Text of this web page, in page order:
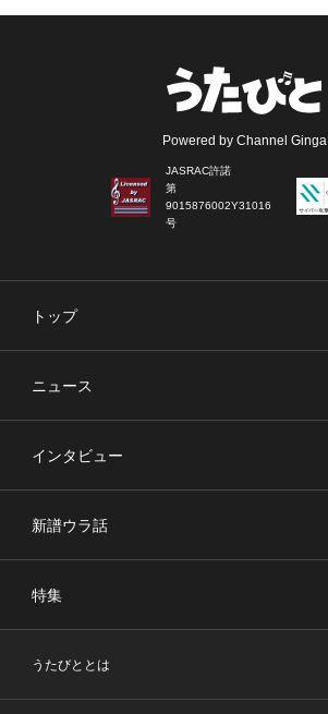
Powered by Channel Ginga
JASRAC許諾
第
9015876002Y31016
号
トップ
ニュース
インタビュー
新譜ウラ話
特集
うたびととは